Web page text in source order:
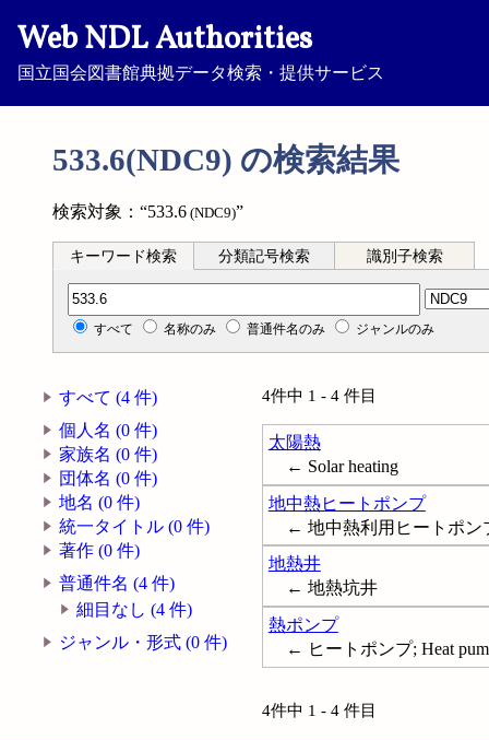
Web NDL Authorities
国立国会図書館典拠データ検索・提供サービス
533.6(NDC9) の検索結果
検索対象：“533.6 (NDC9)”
キーワード検索 分類記号検索 識別子検索
分類記号検索
すべて 名称のみ 普通件名のみ ジャンルのみ
すべて (4 件)
個人名 (0 件)
家族名 (0 件)
団体名 (0 件)
地名 (0 件)
統一タイトル (0 件)
著作 (0 件)
普通件名 (4 件)
細目なし (4 件)
ジャンル・形式 (0 件)
4件中 1 - 4 件目
太陽熱
← Solar heating
地中熱ヒートポンプ
← 地中熱利用ヒートポン
地熱井
← 地熱坑井
熱ポンプ
← ヒートポンプ; Heat
4件中 1 - 4 件目